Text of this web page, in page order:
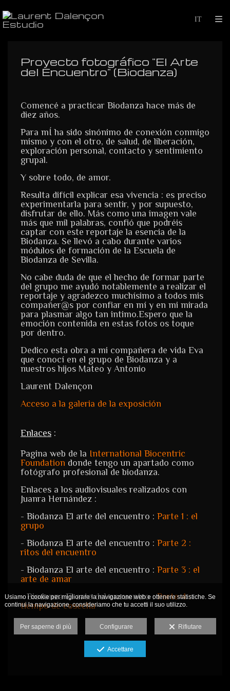
Proyecto fotográfico "El Arte
del Encuentro" (Biodanza)
Comencé a practicar Biodanza hace más de
diez años.
Para mÍ ha sido sinónimo de conexión conmigo
mismo y con el otro, de salud, de liberación,
exploración personal, contacto y sentimiento
grupal.
Y sobre todo, de amor.
Resulta difícil explicar esa vivencia : es preciso
experimentarla para sentir, y por supuesto,
disfrutar de ello. Más como una imagen vale
más que mil palabras, confió que podréis
captar con este reportaje la esencia de la
Biodanza. Se llevó a cabo durante varios
módulos de formación de la Escuela de
Biodanza de Sevilla.
No cabe duda de que el hecho de formar parte
del grupo me ayudó notablemente a realizar el
reportaje y agradezco muchísimo a todos mis
compañer@s por confiar en mí y en mi mirada
para plasmar algo tan intimo.Espero que la
emoción contenida en estas fotos os toque
por dentro.
Dedico esta obra a mi compañera de vida Eva
que conocí en el grupo de Biodanza y a
nuestros hijos Mateo y Antonio
Laurent Dalençon
Acceso a la galeria de la exposición
Enlaces :
Pagina web de la International Biocentric
Foundation donde tengo un apartado como
fotógrafo profesional de biodanza.
Enlaces a los audiovisuales realizados con
Juanra Hernández :
- Biodanza El arte del encuentro : Parte 1 : el
grupo
- Biodanza El arte del encuentro : Parte 2 :
ritos del encuentro
- Biodanza El arte del encuentro : Parte 3 : el
arte de amar
- Biodanza El arte del encuentro :Parte 4 :
tiempo de cosecha
Usiamo i cookie per migliorare la navigazione web e ottenere statistiche. Se
continui la navigazione, consideriamo che tu accetti il suo utilizzo.
Per saperne di più Configurare Rifiutare
Accettare